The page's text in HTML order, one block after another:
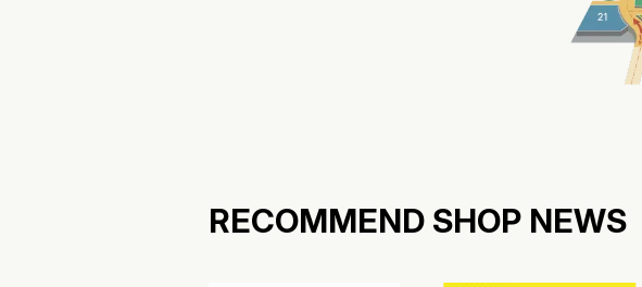
RECOMMEND SHOP NEWS